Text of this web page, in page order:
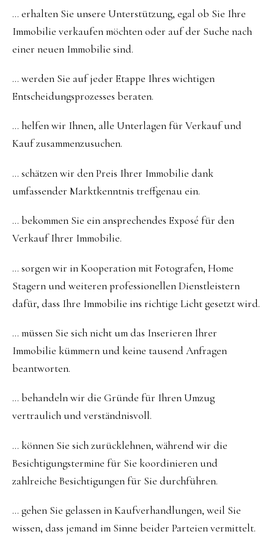
… erhalten Sie unsere Unterstützung, egal ob Sie Ihre
Immobilie verkaufen möchten oder auf der Suche nach
einer neuen Immobilie sind.
… werden Sie auf jeder Etappe Ihres wichtigen
Entscheidungsprozesses beraten.
… helfen wir Ihnen, alle Unterlagen für Verkauf und
Kauf zusammenzusuchen.
… schätzen wir den Preis Ihrer Immobilie dank
umfassender Marktkenntnis treffgenau ein.
… bekommen Sie ein ansprechendes Exposé für den
Verkauf Ihrer Immobilie.
… sorgen wir in Kooperation mit Fotografen, Home
Stagern und weiteren professionellen Dienstleistern
dafür, dass Ihre Immobilie ins richtige Licht gesetzt wird.
… müssen Sie sich nicht um das Inserieren Ihrer
Immobilie kümmern und keine tausend Anfragen
beantworten.
… behandeln wir die Gründe für Ihren Umzug
vertraulich und verständnisvoll.
… können Sie sich zurücklehnen, während wir die
Besichtigungstermine für Sie koordinieren und
zahlreiche Besichtigungen für Sie durchführen.
… gehen Sie gelassen in Kaufverhandlungen, weil Sie
wissen, dass jemand im Sinne beider Parteien vermittelt.